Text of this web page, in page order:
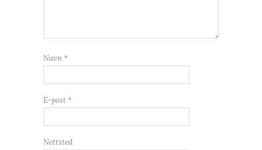
Navn *
E-post *
Nettsted